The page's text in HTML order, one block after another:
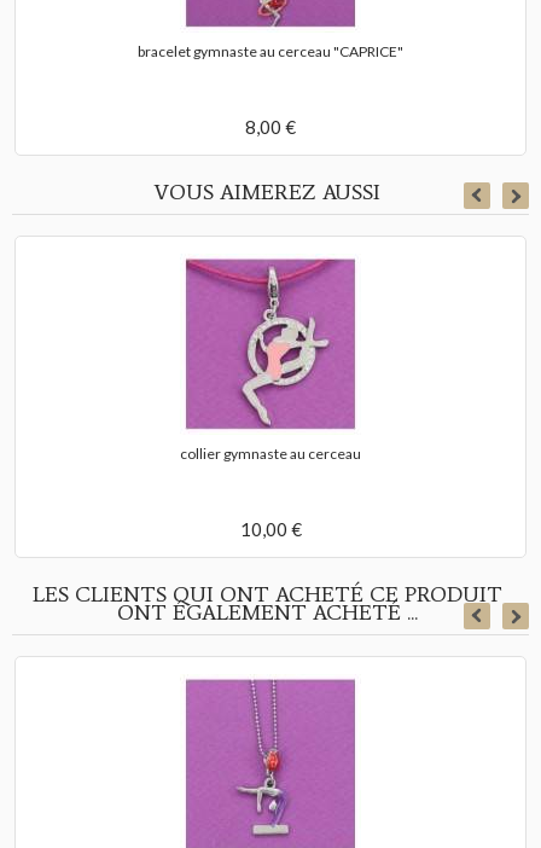
bracelet gymnaste au cerceau "CAPRICE"
8,00 €
VOUS AIMEREZ AUSSI
collier gymnaste au cerceau
10,00 €
LES CLIENTS QUI ONT ACHETÉ CE PRODUIT
ONT ÉGALEMENT ACHETÉ ...